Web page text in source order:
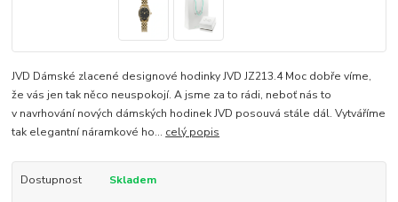
JVD Dámské zlacené designové hodinky JVD JZ213.4 Moc dobře víme,
že vás jen tak něco neuspokojí. A jsme za to rádi, neboť nás to
v navrhování nových dámských hodinek JVD posouvá stále dál. Vytváříme
tak elegantní náramkové ho... celý popis
Dostupnost Skladem